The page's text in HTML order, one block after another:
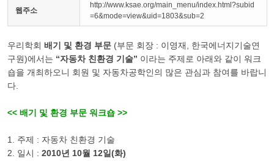
웹주소
http://www.ksae.org/main_menu/index.html?subid
=6&mode=view&uid=1803&sub=2
우리학회 배기 및 환경 부문 (부문 회장 : 이영재, 한국에너지기술연
구원)에서는 “자동차 친환경 기술” 이라는 주제로 아래와 같이 워크
숍을 개최하오니 회원 및 자동차공학인의 많은 관심과 참여를 바랍니
다.
<< 배기 및 환경 부문 워크숍 >>
1. 주제 : 자동차 친환경 기술
2. 일시 : 2010년 10월 12일(화)